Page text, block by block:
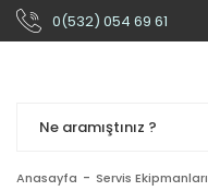
0(532) 054 69 61
Anasayfa Servis Ekipmanları